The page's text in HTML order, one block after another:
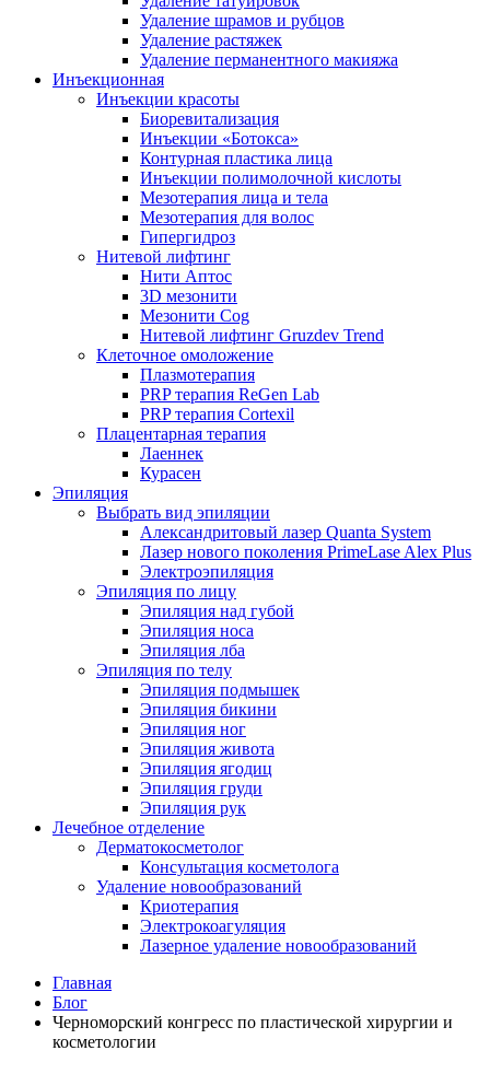
Удаление шрамов и рубцов
Удаление растяжек
Удаление перманентного макияжа
Инъекционная
Инъекции красоты
Биоревитализация
Инъекции «Ботокса»
Контурная пластика лица
Инъекции полимолочной кислоты
Мезотерапия лица и тела
Мезотерапия для волос
Гипергидроз
Нитевой лифтинг
Нити Аптос
3D мезонити
Мезонити Cog
Нитевой лифтинг Gruzdev Trend
Клеточное омоложение
Плазмотерапия
PRP терапия ReGen Lab
PRP терапия Cortexil
Плацентарная терапия
Лаеннек
Курасен
Эпиляция
Выбрать вид эпиляции
Александритовый лазер Quanta System
Лазер нового поколения PrimeLase Alex Plus
Электроэпиляция
Эпиляция по лицу
Эпиляция над губой
Эпиляция носа
Эпиляция лба
Эпиляция по телу
Эпиляция подмышек
Эпиляция бикини
Эпиляция ног
Эпиляция живота
Эпиляция ягодиц
Эпиляция груди
Эпиляция рук
Лечебное отделение
Дерматокосметолог
Консультация косметолога
Удаление новообразований
Криотерапия
Электрокоагуляция
Лазерное удаление новообразований
Главная
Блог
Черноморский конгресс по пластической хирургии и
косметологии